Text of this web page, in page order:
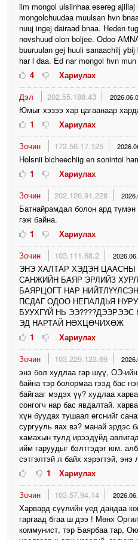
iim mongol ulsiinhaa esereg
mongolchuudaa muulsan hvn
nuuj ingej dairaad bnaa. Heden
novshuud olon boljee. Odoo
buuruulan gej huuli sanaachilj
har l daa. Ed nar mongol hvn
4
Хариулах
Дэл
202.55.188.43
Юмыг хэзээ хар цагаанаар
1
Хариулах
Зочин
172.56.17.125
Holsnii bicheechiig en sonintoi
1
Хариулах
Зочин
202.126.91.228
Батнайрамдал болон ард
гэж байна.
1
Хариулах
Зочин
103.111.68.2
ЭНЭ ХАЛТАР ХЭДЭН
САНЖИЙН БАЯР ЭРЛИЙЗ
БАЯРЦОГТ НАР
ПСДАГ ОДОО НЕПАЛДЬЯ
БУУХГҮЙ НЬ
ЭД НАРТАЙ НӨХЦӨЧИХӨЖ
1
Хариулах
Зочин
103.229.123.69
энэ бол худлаа гар шүү, ОЭ-
байна тэр болормаа гээд бас
байгааг мэдэх үү? худлаа
сонгогч нар бас явдалтай.
хүн буудах тушаал өгснийг
сургууль яах вэ? манай эрдэс
хамахын тулд ирээдүйд
ийм гаруудыг бэлтгэдэг юм.
сэтгэлтэй л байх хэрэгтэй,
1
Хариулах
Зочин
103.57.94.14
Харвард сүүлийн үед дандаа
гаргаад бгаа ш дээ ! Мөнх
коммунист, тэр Баярбаа тар,